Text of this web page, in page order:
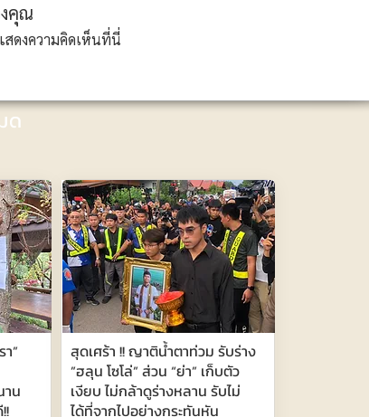
คุณ
ดงความคิดเห็นที่นี่
ด
”
าน
สุดเศร้า !! ญาติน้ำตาท่วม รับร่าง
”ฮลุน โซโล่” ส่วน “ย่า” เก็บตัว
เงียบ ไม่กล้าดูร่างหลาน รับไม่
ได้ที่จากไปอย่างกระทันหัน